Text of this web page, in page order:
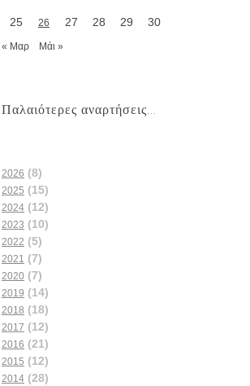
25 26 27 28 29 30
« Μαρ Μάι »
Παλαιότερες αναρτήσεις...
2026 (8)
2025 (15)
2024 (12)
2023 (10)
2022 (5)
2021 (7)
2020 (7)
2019 (14)
2018 (18)
2017 (12)
2016 (21)
2015 (12)
2014 (28)